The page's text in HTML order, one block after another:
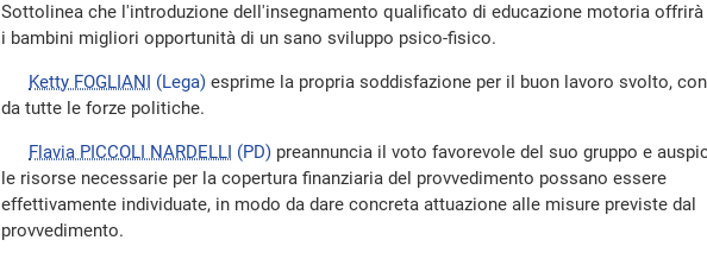
Sottolinea che l'introduzione dell'insegnamento qualificato di educazione motoria
i bambini migliori opportunità di un sano sviluppo psico-fisico.
Ketty FOGLIANI (Lega) esprime la propria soddisfazione per il buon lavoro svolto,
da tutte le forze politiche.
Flavia PICCOLI NARDELLI (PD) preannuncia il voto favorevole del suo gruppo e
le risorse necessarie per la copertura finanziaria del provvedimento possano essere
effettivamente individuate, in modo da dare concreta attuazione alle misure previste dal
provvedimento.